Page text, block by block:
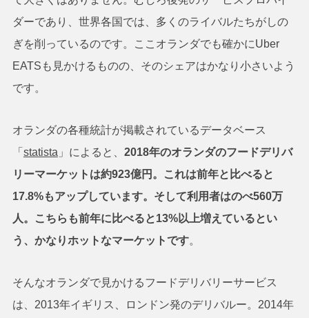
ダーであり、世界各国では、多くのライバルたちがしの
ぎを削っているのです。ここオランダでも確かにUber
EATSも見かけるものの、そのシェアはかなり小さいよう
です。
オランダの各種統計が掲載されているデータベース
「 statista 」によると、 2018年のオランダのフードデリバ
リーマーケットは約923億円。これは前年と比べると
17.8%もアップしています。そして利用者はのべ560万
人。こちらも前年に比べると13%以上増えているとい
う、かなりホットなマーケットです。
そんなオランダで見かけるフードデリバリーサービス
は、2013年イギリス、ロンドン発のデリバルー。2014年